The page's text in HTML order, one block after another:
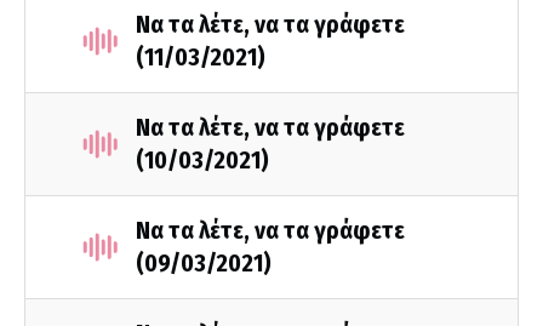
Να τα λέτε, να τα γράφετε
(11/03/2021)
Να τα λέτε, να τα γράφετε
(10/03/2021)
Να τα λέτε, να τα γράφετε
(09/03/2021)